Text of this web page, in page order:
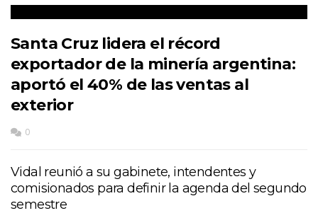
Santa Cruz lidera el récord
exportador de la minería argentina:
aportó el 40% de las ventas al
exterior
0
Vidal reunió a su gabinete, intendentes y
comisionados para definir la agenda del segundo
semestre